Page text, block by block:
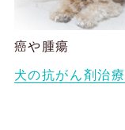
癌や腫瘍